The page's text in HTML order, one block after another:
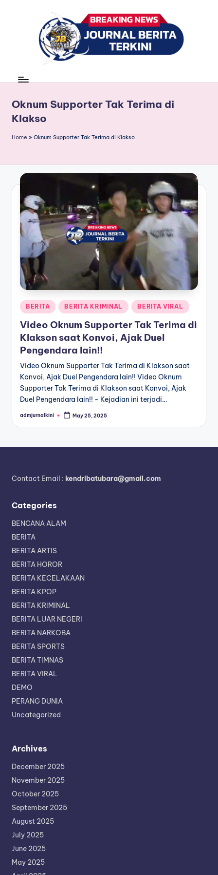
r
n
a
B
e
ri
t
a
e
r
k
n
news
Oknum Supporter Tak Terima di
Klakso
Home » Oknum Supporter Tak Terima di Klakso
Posted
in
BERITA BERITA KRIMINAL BERITA VIRAL
Video Oknum Supporter Tak Terima di
Klakson saat Konvoi, Ajak Duel
Pengendara lain!!
Video Oknum Supporter Tak Terima di Klakson saat
Konvoi, Ajak Duel Pengendara lain!! Video Oknum
Supporter Tak Terima di Klakson saat Konvoi, Ajak
Duel Pengendara lain!! - Kejadian ini terjadi…
Posted
admjurnalkini May 25, 2025
Contact Email : kendribatubara@gmail.com
Categories
BENCANA ALAM
BERITA
BERITA ARTIS
BERITA HOROR
BERITA KECELAKAAN
BERITA KPOP
BERITA KRIMINAL
BERITA LUAR NEGERI
BERITA NARKOBA
BERITA SPORTS
BERITA TIMNAS
BERITA VIRAL
DEMO
PERANG DUNIA
Uncategorized
Archives
December 2025
November 2025
October 2025
September 2025
August 2025
July 2025
June 2025
May 2025